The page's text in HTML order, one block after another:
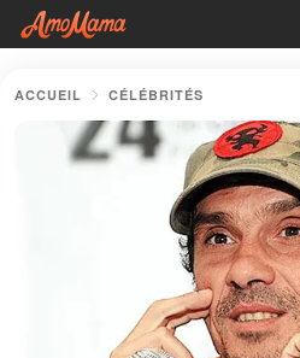
ACCUEIL CÉLÉBRITÉS